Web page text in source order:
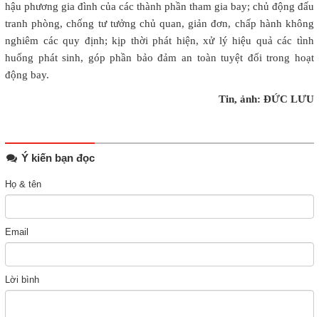
hậu phương gia đình của các thành phần tham gia bay; chủ động đấu
tranh phòng, chống tư tưởng chủ quan, giản đơn, chấp hành không
nghiêm các quy định; kịp thời phát hiện, xử lý hiệu quả các tình
huống phát sinh, góp phần bảo đảm an toàn tuyệt đối trong hoạt
động bay.
Tin, ảnh: ĐỨC LƯU
Ý kiến bạn đọc
Họ & tên
Email
Lời bình